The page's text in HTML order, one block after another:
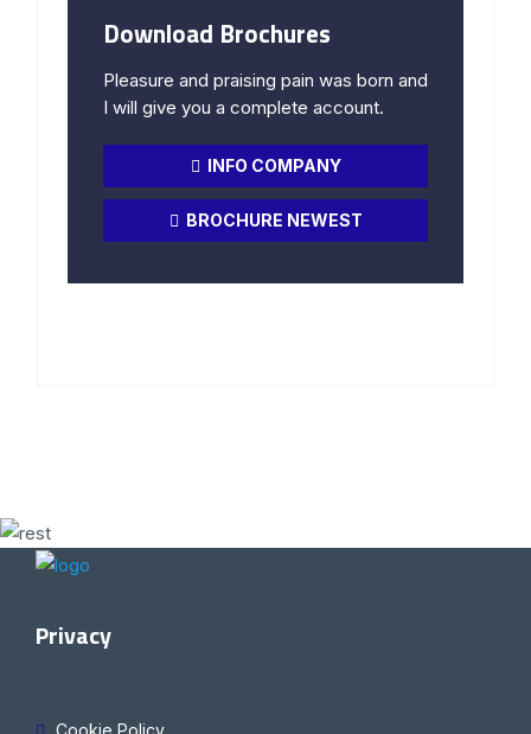
Download Brochures
Pleasure and praising pain was born and
I will give you a complete account.
INFO COMPANY
BROCHURE NEWEST
Privacy
Cookie Policy